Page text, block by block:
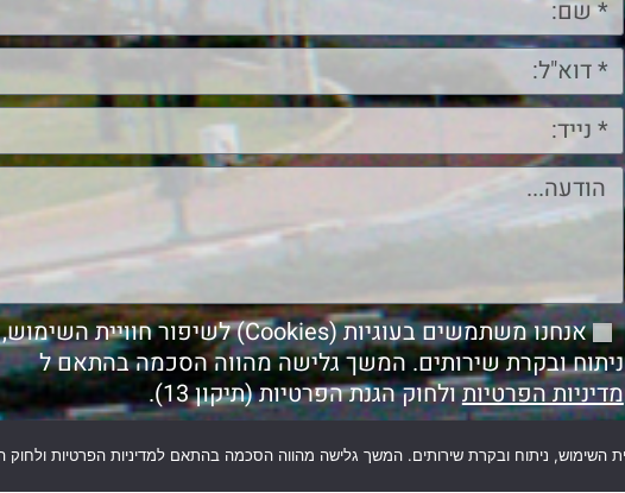
אנחנו משתמשים בעוגיות (Cookies) לשיפור חוויית השימוש,
ניתוח ובקרת שירותים. המשך גלישה מהווה הסכמה בהתאם ל
מדיניות הפרטיותולחוק הגנת הפרטיות (תיקון 13).
שליחה